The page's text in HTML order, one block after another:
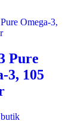
Pure
3, 105